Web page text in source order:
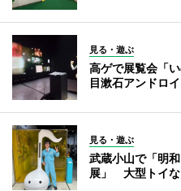
見る・遊ぶ
高ゲで展覧会「
目漱石アンドロ
見る・遊ぶ
武蔵小山で「明
展」 大型トイ